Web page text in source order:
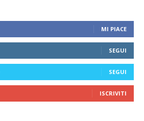
MI PIACE
SEGUI
SEGUI
ISCRIVITI